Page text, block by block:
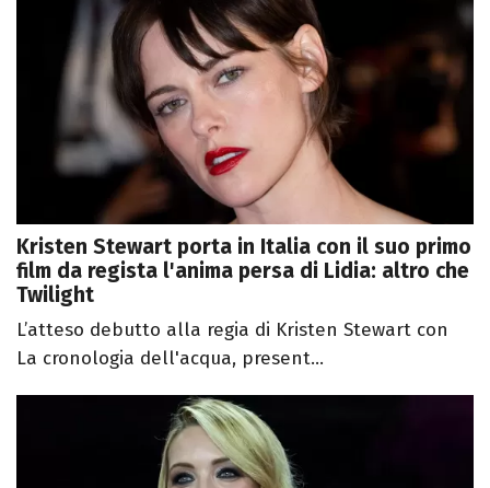
Kristen Stewart porta in Italia con il suo primo
film da regista l'anima persa di Lidia: altro che
Twilight
L’atteso debutto alla regia di Kristen Stewart con
La cronologia dell'acqua, present...